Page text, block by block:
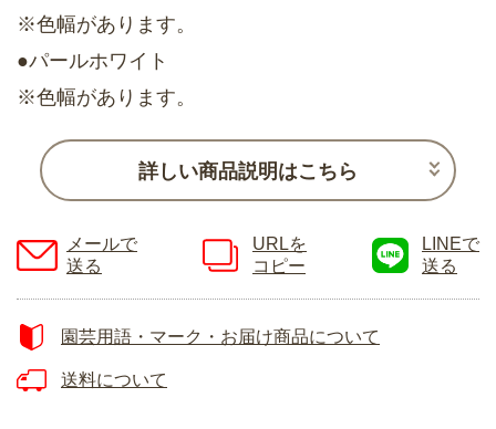
※色幅があります。
●パールホワイト
※色幅があります。
詳しい商品説明はこちら
メールで
送る
URLを
コピー
LINEで
送る
園芸用語・マーク・お届け商品について
送料について